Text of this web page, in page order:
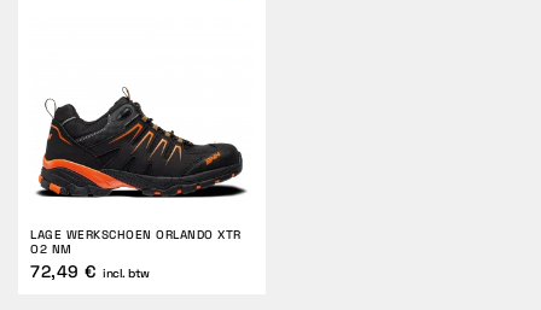
LAGE WERKSCHOEN ORLANDO XTR
O2 NM
72,49 € incl. btw